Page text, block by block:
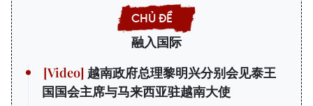
融入国际
越南政府总理黎明兴分别会见泰王
国国会主席与马来西亚驻越南大使